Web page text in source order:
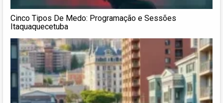
Cinco Tipos De Medo: Programação e Sessões
Itaquaquecetuba